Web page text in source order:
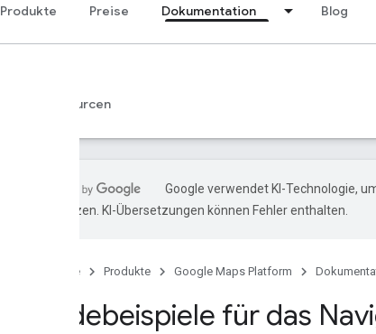
Produkte Preise Dokumentation Blog
Ressourcen
Google verwendet KI-Technologie,
übersetzen. KI-Übersetzungen können Fehler enthalten.
Startseite Produkte Google Maps Platform
Codebeispiele für das